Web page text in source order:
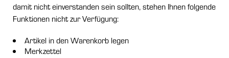
ab 8,95 € *
inkl. MwSt.zzgl. Versandkosten
damit nicht einverstanden sein sollten, stehen Ihnen folgende
Funktionen nicht zur Verfügung:
Artikel in den Warenkorb legen
Merkzettel